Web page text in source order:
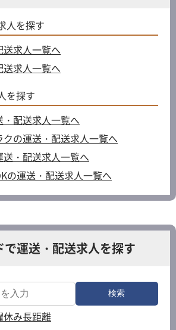
人を探す
求人一覧へ
求人一覧へ
を探す
配送求人一覧へ
の運送・配送求人一覧へ
・配送求人一覧へ
の運送・配送求人一覧へ
で運送・配送求人を探す
休み長距離